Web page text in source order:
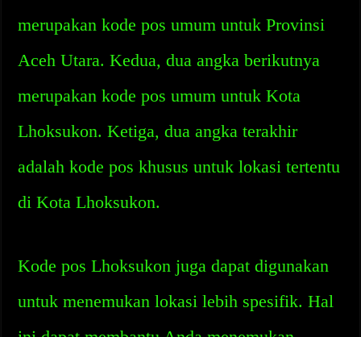
merupakan kode pos umum untuk Provinsi
Aceh Utara. Kedua, dua angka berikutnya
merupakan kode pos umum untuk Kota
Lhoksukon. Ketiga, dua angka terakhir
adalah kode pos khusus untuk lokasi tertentu
di Kota Lhoksukon.
Kode pos Lhoksukon juga dapat digunakan
untuk menemukan lokasi lebih spesifik. Hal